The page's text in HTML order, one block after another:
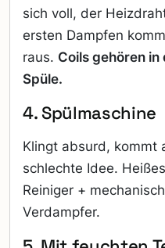
sich voll, der
ersten Dampfen
raus. Coils gehören in
Spüle.
4. Spülmaschine
Klingt absurd, kommt
schlechte Idee.
Reiniger +
Verdampfer.